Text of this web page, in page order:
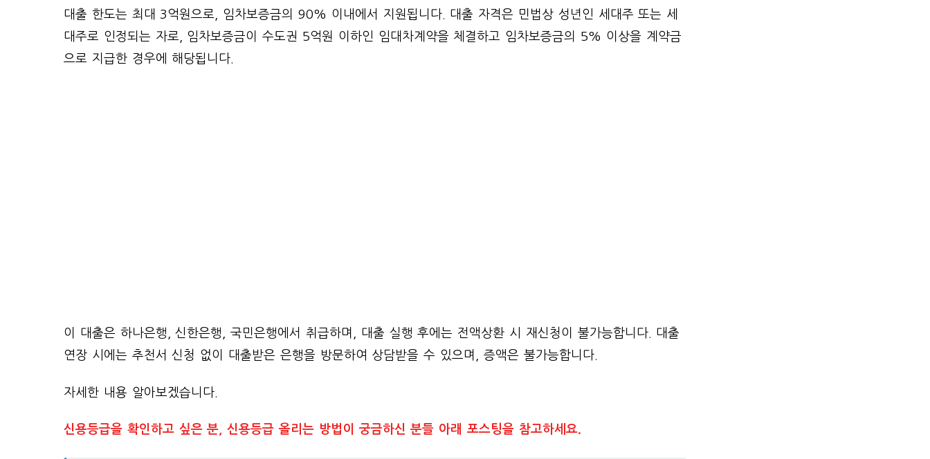
대출 한도는 최대 3억원으로, 임차보증금의 90% 이내에서 지원됩니다. 대출 자격은 민법상 성년인 세대주 또는 세
대주로 인정되는 자로, 임차보증금이 수도권 5억원 이하인 임대차계약을 체결하고 임차보증금의 5% 이상을 계약금
으로 지급한 경우에 해당됩니다.
이 대출은 하나은행, 신한은행, 국민은행에서 취급하며, 대출 실행 후에는 전액상환 시 재신청이 불가능합니다. 대출
연장 시에는 추천서 신청 없이 대출받은 은행을 방문하여 상담받을 수 있으며, 증액은 불가능합니다.
자세한 내용 알아보겠습니다.
신용등급을 확인하고 싶은 분, 신용등급 올리는 방법이 궁금하신 분들 아래 포스팅을 참고하세요.